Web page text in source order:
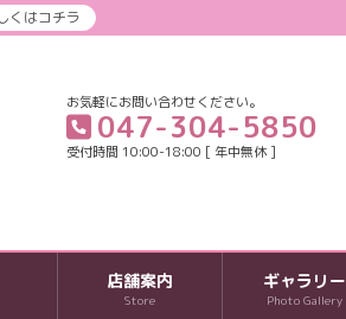
くはコチラ
お気軽にお問い合わせください。
047-304-5850
受付時間 10:00-18:00 [ 年中無休 ]
店舗案内
Store
ギャラリー
Photo Gallery